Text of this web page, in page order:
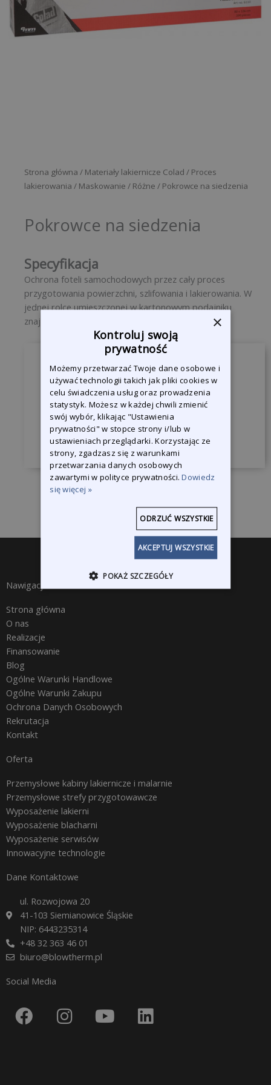
Strona główna / Materiały lakiernicze Colad / Proces
lakierowania / Maskowanie / Różne / Pokrowce na siedzenia
Pokrowce na siedzenia
Specyfikacja
Ochrona foteli samochodowych przez cały proces
przygotowania powierzchni, szlifowania i lakierowania. W
jednej rolce umieszczonej w kartonowym podajniku
znajduje się 100 sztuk. 820 x 1300 mm.
Zapytaj o produkt
Jesteśmy do Państwa dyspozycji, żeby
odpowiedzieć na wszystkie pytania.
Skontaktuj się z nami
Nawigacja
Strona główna
O nas
Realizacje
Finansowanie
Blog
Ogólne Warunki Handlowe
Ogólne Warunki Zakupu
Ochrona Danych Osobowych
Rekrutacja
Kontakt
Oferta
Przemysłowe kabiny lakiernicze i malarnie
Przemysłowe strefy przygotowawcze
Wyposażenie lakierni
Wyposażenie blacharni
Wyposażenie serwisów
Innowacyjne technologie
Dane Kontaktowe
ul. Rozwojowa 20
41-103 Siemianowice Śląskie
NIP: 6443235314
+48 32 363 46 01
biuro@blowtherm.pl
Social Media
F
a
I
n
Y
o
L
i
×
Kontroluj swoją
prywatność
Możemy przetwarzać Twoje dane osobowe i
używać technologii takich jak pliki cookies w
celu świadczenia usług oraz prowadzenia
statystyk. Możesz w każdej chwili zmienić
swój wybór, klikając "Ustawienia
prywatności" w stopce strony i/lub w
ustawieniach przeglądarki. Korzystając ze
strony, zgadzasz się z warunkami
przetwarzania danych osobowych
zawartymi w polityce prywatności.Dowiedz
się więcej »
AKCEPTUJ WSZYSTKIE
ODRZUĆ WSZYSTKIE
POKAŻ SZCZEGÓŁY